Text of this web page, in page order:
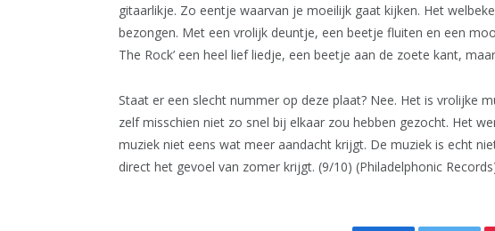
gitaarlikje. Zo eentje waarvan je moeilijk gaat kijken. Het
bezongen. Met een vrolijk deuntje, een beetje fluiten en een
The Rock’ een heel lief liedje, een beetje aan de zoete kant,
Staat er een slecht nummer op deze plaat? Nee. Het is vrolijke
zelf misschien niet zo snel bij elkaar zou hebben gezocht. Het
muziek niet eens wat meer aandacht krijgt. De muziek is echt
direct het gevoel van zomer krijgt. (9/10) (Philadelphonic